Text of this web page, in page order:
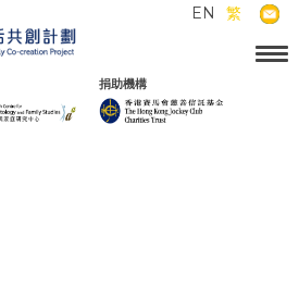
捐助機構
EN 繁